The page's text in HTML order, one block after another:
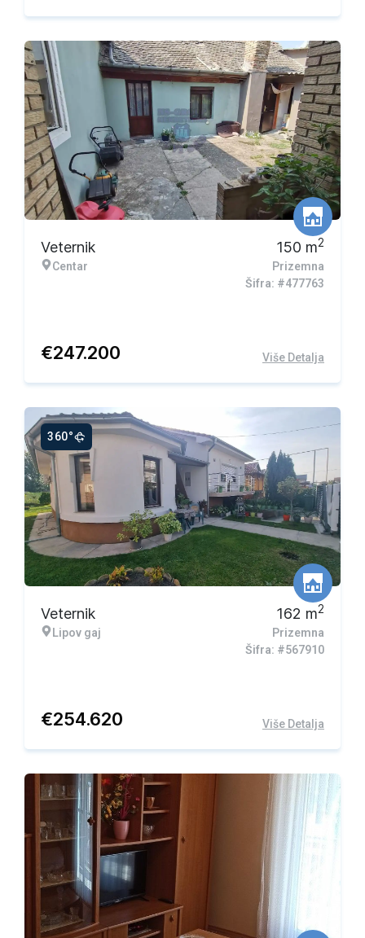
Veternik
Centar
150 m2
Prizemna
Šifra: #477763
€247.200 Više Detalja
360°
Ekskluzivna ponuda
Veternik
Lipov gaj
162 m2
Prizemna
Šifra: #567910
€254.620 Više Detalja